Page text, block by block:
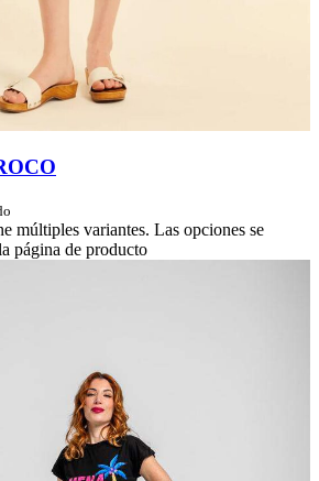
múltiples variantes. Las opciones se
página de producto